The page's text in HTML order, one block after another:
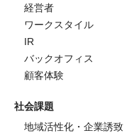
経営者
ワークスタイル
IR
バックオフィス
顧客体験
社会課題
地域活性化・企業誘致